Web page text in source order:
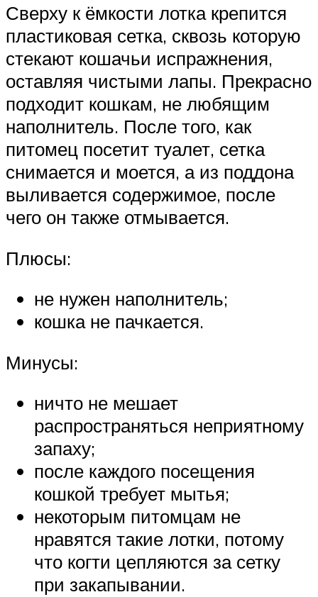
Сверху к ёмкости лотка крепится
пластиковая сетка, сквозь которую
стекают кошачьи испражнения,
оставляя чистыми лапы. Прекрасно
подходит кошкам, не любящим
наполнитель. После того, как
питомец посетит туалет, сетка
снимается и моется, а из поддона
выливается содержимое, после
чего он также отмывается.
Плюсы:
не нужен наполнитель;
кошка не пачкается.
Минусы:
ничто не мешает
распространяться неприятному
запаху;
после каждого посещения
кошкой требует мытья;
некоторым питомцам не
нравятся такие лотки, потому
что когти цепляются за сетку
при закапывании.